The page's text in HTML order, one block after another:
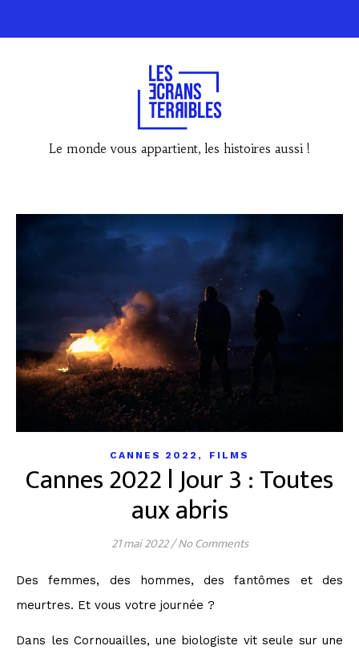
Le monde vous appartient, les histoires aussi !
CANNES 2022 , FILMS
Cannes 2022 l Jour 3 : Toutes
aux abris
21 mai 2022/No Comments
Des femmes, des hommes, des fantômes et des
meurtres. Et vous votre journée ?
Dans les Cornouailles, une biologiste vit seule sur une